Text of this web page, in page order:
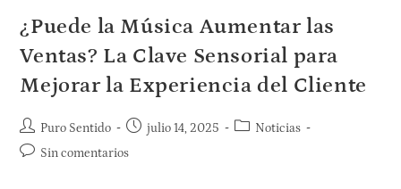
¿Puede la Música Aumentar las
Ventas? La Clave Sensorial para
Mejorar la Experiencia del Cliente
Puro Sentido julio 14, 2025
Noticias
Sin comentarios